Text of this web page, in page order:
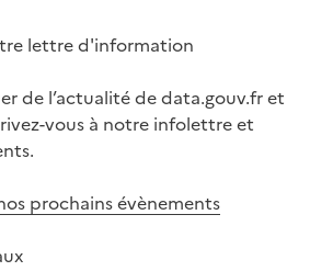
lettre d'information
de l’actualité de data.gouv.fr et
vous à notre infolettre et
prochains évènements